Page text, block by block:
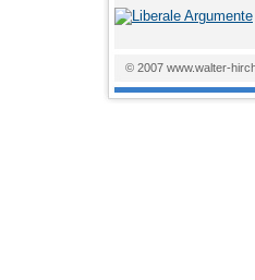
© 2007 www.walter-